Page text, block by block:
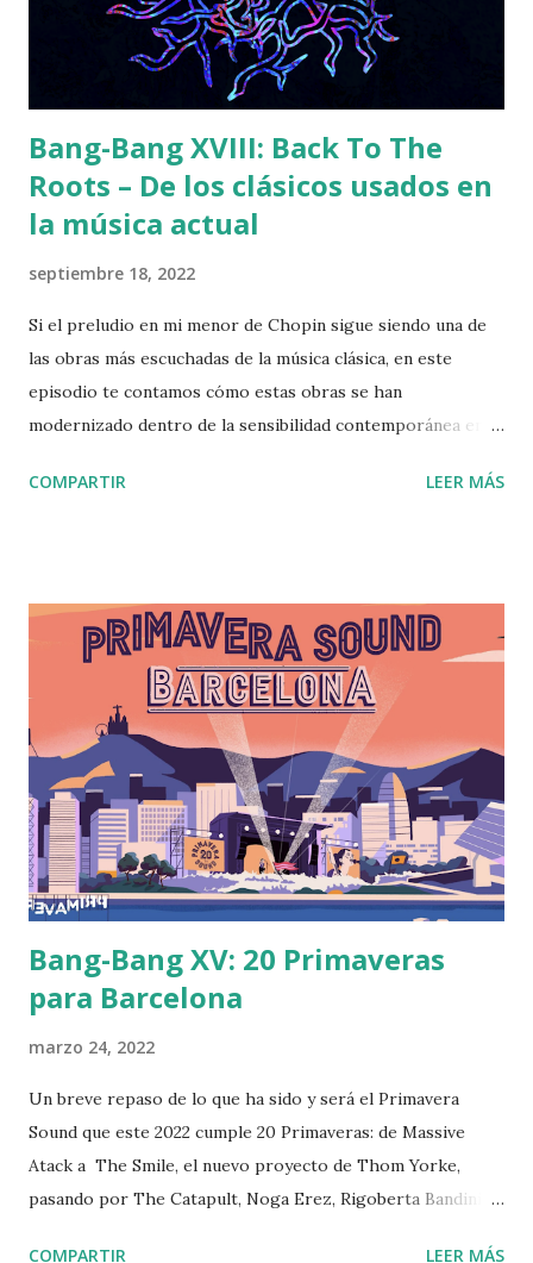
Bang-Bang XVIII: Back To The
Roots – De los clásicos usados en
la música actual
septiembre 18, 2022
Si el preludio en mi menor de Chopin sigue siendo una de
las obras más escuchadas de la música clásica, en este
episodio te contamos cómo estas obras se han
modernizado dentro de la sensibilidad contemporánea en
Beethoven a Prokofiev, pasando por Bach o Shostákovich a
clásicos, estructuras y motivos dentro de sus
composiciones. Investigación y locución: Victor R.
Burguete Producción: Christian Obregón Post-
producción: Laura Tomás >>Haz clic aquí para ir al
podcast<< Podcast grabado originalmente para Ràdio
Fabra de la Fàbrica de Creació Fabra i Coats
COMPARTIR LEER MÁS
Bang-Bang XV: 20 Primaveras
para Barcelona
marzo 24, 2022
Un breve repaso de lo que ha sido y será el Primavera
Sound que este 2022 cumple 20 Primaveras: de Massive
Atack a The Smile, el nuevo proyecto de Thom Yorke,
pasando por The Catapult, Noga Erez, Rigoberta Bandini,
COMPARTIR LEER MÁS